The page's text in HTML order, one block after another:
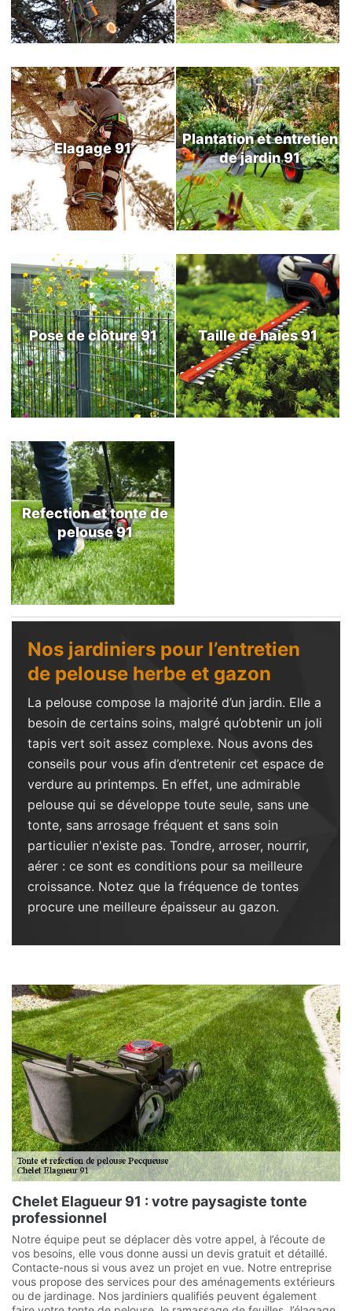
Elagage 91
Plantation et entretien
de jardin 91
Pose de clôture 91 Taille de haies 91
Refection et tonte de
pelouse 91
Nos jardiniers pour l’entretien
de pelouse herbe et gazon
La pelouse compose la majorité d’un jardin. Elle a
besoin de certains soins, malgré qu’obtenir un joli
tapis vert soit assez complexe. Nous avons des
conseils pour vous afin d’entretenir cet espace de
verdure au printemps. En effet, une admirable
pelouse qui se développe toute seule, sans une
tonte, sans arrosage fréquent et sans soin
particulier n'existe pas. Tondre, arroser, nourrir,
aérer : ce sont es conditions pour sa meilleure
croissance. Notez que la fréquence de tontes
procure une meilleure épaisseur au gazon.
Chelet Elagueur 91 : votre paysagiste tonte
professionnel
Notre équipe peut se déplacer dès votre appel, à l’écoute de
vos besoins, elle vous donne aussi un devis gratuit et détaillé.
Contacte-nous si vous avez un projet en vue. Notre entreprise
vous propose des services pour des aménagements extérieurs
ou de jardinage. Nos jardiniers qualifiés peuvent également